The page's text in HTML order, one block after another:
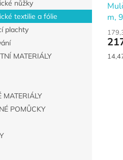
nůžky
textilie a fólie
plachty
MATERIÁLY
MATERIÁLY
POMŮCKY
m,